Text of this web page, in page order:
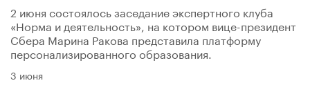
2 июня состоялось заседание экспертного клуба
«Норма и деятельность», на котором вице-президент
Сбера Марина Ракова представила платформу
персонализированного образования.
3 июня